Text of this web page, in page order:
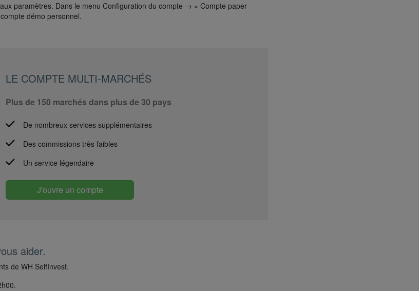
paramètres. Dans le menu Configuration du compte → « Compte paper
démo personnel.
LE COMPTE MULTI-MARCHÉS
Plus de 150 marchés dans plus de 30 pays
De nombreux services supplémentaires
Des commissions très faibles
Un service légendaire
J'ouvre un compte
aider.
de WH SelfInvest.